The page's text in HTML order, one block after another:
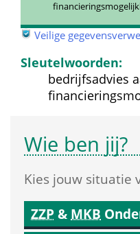
Veilige
Sleutelwoorden:
bedrijfsadvies
Wie ben jij?
Kies jouw situatie
ZZP & MKB